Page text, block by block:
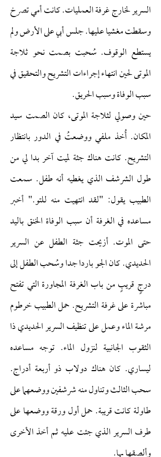
السرير لخارج غرفة العمليات. كانت أمي تصرخ
وسقطت مغشيا عليها. جلس أبي على الأرض ولم
يستطع الوقوف. سُحبت بصمت نحو ثلاجة
الموتى لحين انتهاء إجراءات التشريح والتحقيق في
سبب الوفاة وسبب الحريق.
حين وصولي لثلاجة الموتى، كان الصمت سيد
المكان. أُخذ ملفي ووضعتُ في الدور بانتظار
التشريح. كانت هناك جثة لميت آخر بدا لي من
طول الشرشف الذي يغطيه أنه طفل. سمعت
الطبيب يقول: "لقد انتهيت منه للتو." أخبر
مساعده في الغرفة أن سبب الوفاة الخنق باليد
حتى الموت. أزيحت جثة الطفل عن السرير
الحديدي. كان الجو باردا جدا وسُحب الطفل إلى
درجٍ قريبٍ من باب الغرفة المجاورة التي تفتح
مباشرة على غرفة التشريح. حمل الطبيب خرطوم
مرشة الماء وعمل على تنظيف السرير الحديدي ذا
الثقوب الجانبية لنزول الماء. توجه مساعده
ليساري. كان هناك دولاب ذو أربعة أدراج.
سحب الثالث وتناول منه شرشفين ووضعهما على
طاولة كانت قريبة. حمل أول ورقة ووضعها على
طرف السرير الذي جئت عليه ثم أخذ الأخرى